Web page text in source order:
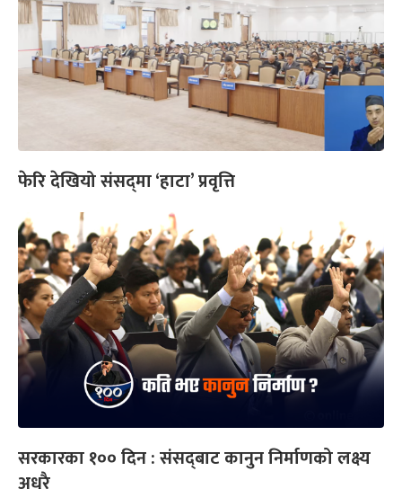
फेरि देखियो संसद्‌मा ‘हाटा’ प्रवृत्ति
सरकारका १०० दिन : संसद्‌बाट कानुन निर्माणको लक्ष्य